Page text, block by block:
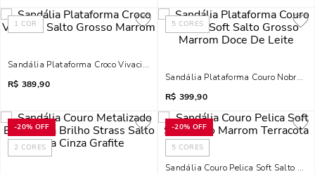
1 COR
Sandália Plataforma Croco Vivacius Salto Grosso Marrom
R$ 389,90
5 CORES
Sandália Plataforma Couro Nobre
R$ 399,90
-20% OFF
2 CORES
-20% OFF
5 CORES
Sandália Couro Pelica Soft Salto